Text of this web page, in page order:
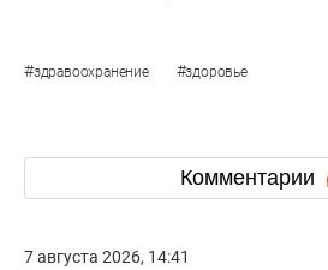
#здравоохранение #здоровье
Комментарии
7 августа 2026, 14:41